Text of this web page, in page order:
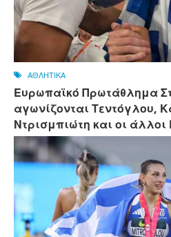
ΑΘΛΗΤΙΚΑ
Ευρωπαϊκό Πρωτάθλημα
αγωνίζονται Τεντόγλου,
Ντρισμπιώτη και οι